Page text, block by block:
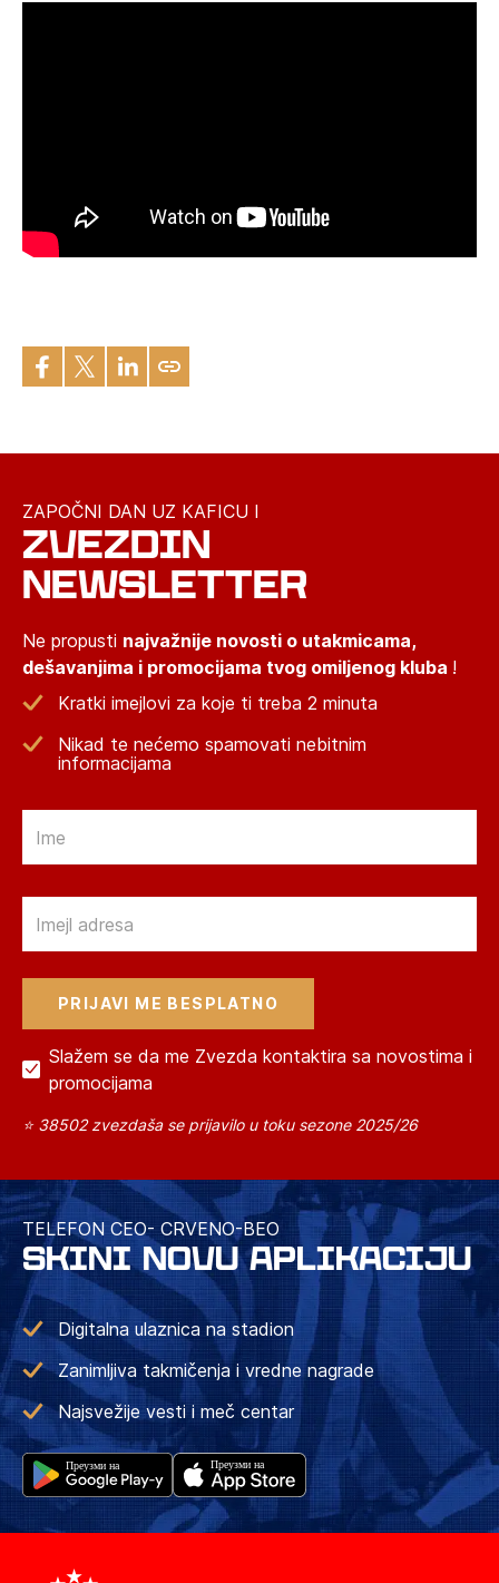
ZAPOČNI DAN UZ KAFICU I
ZVEZDIN
NEWSLETTER
Ne propusti najvažnije novosti o utakmicama,
dešavanjima i promocijama tvog omiljenog kluba !
Kratki imejlovi za koje ti treba 2 minuta
Nikad te nećemo spamovati nebitnim
informacijama
Slažem se da me Zvezda kontaktira sa novostima i
promocijama
⭐ 38502 zvezdaša se prijavilo u toku sezone 2025/26
TELEFON CEO- CRVENO-BEO
SKINI NOVU APLIKACIJU
Digitalna ulaznica na stadion
Zanimljiva takmičenja i vredne nagrade
Najsvežije vesti i meč centar